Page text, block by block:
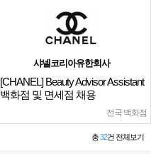
샤넬코리아유한회사
[CHANEL] Beauty Advisor Assistant
백화점 및 면세점 채용
전국 백화점
총32건 전체보기